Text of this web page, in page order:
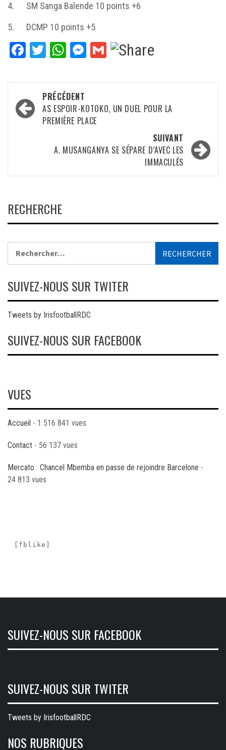
4. SM Sanga Balende 10 points +6
5. DCMP 10 points +5
Facebook
TwitterWhatsApp
Messenger
Gmail
Navigation
d’article
PRÉCÉDENT
AS ESPOIR-KOTOKO, UN DUEL POUR LA
PREMIÈRE PLACE
SUIVANT
A. MUSANGANYA SE SÉPARE D’AVEC LES
IMMACULÉS
RECHERCHE
SUIVEZ-NOUS SUR TWITER
Tweets by IrisfootballRDC
SUIVEZ-NOUS SUR FACEBOOK
VUES
Accueil - 1 516 841 vues
Contact - 56 137 vues
Mercato : Chancel Mbemba en passe de rejoindre Barcelone -
24 813 vues
[fblike]
SUIVEZ-NOUS SUR FACEBOOK
SUIVEZ-NOUS SUR TWITER
Tweets by IrisfootballRDC
NOS RUBRIQUES